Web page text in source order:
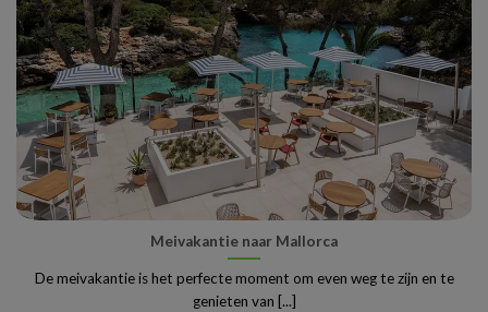
Meivakantie naar Mallorca
De meivakantie is het perfecte moment om even weg te zijn en te
genieten van [...]